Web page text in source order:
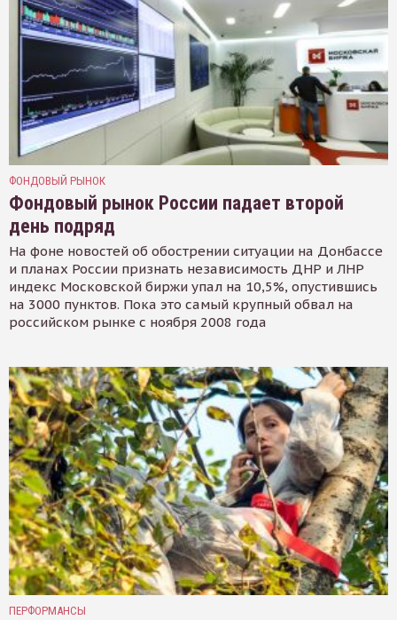
ФОНДОВЫЙ РЫНОК
Фондовый рынок России падает второй
день подряд
На фоне новостей об обострении ситуации на Донбассе
и планах России признать независимость ДНР и ЛНР
индекс Московской биржи упал на 10,5%, опустившись
на 3000 пунктов. Пока это самый крупный обвал на
российском рынке с ноября 2008 года
ПЕРФОРМАНСЫ